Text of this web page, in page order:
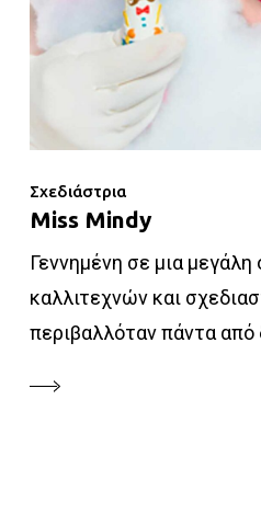
Σχεδιάστρια
Miss Mindy
Γεννημένη σε μια μεγάλη
καλλιτεχνών και
περιβαλλόταν πάντα από